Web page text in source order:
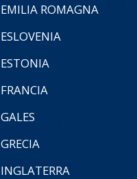
EMILIA ROMAGNA
ESLOVENIA
ESTONIA
FRANCIA
GALES
GRECIA
INGLATERRA